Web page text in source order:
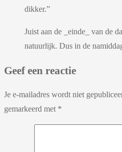
dikker.”
Juist aan de _einde_ van de
natuurlijk. Dus in de
Geef een reactie
Je e-mailadres wordt niet
gemarkeerd met *